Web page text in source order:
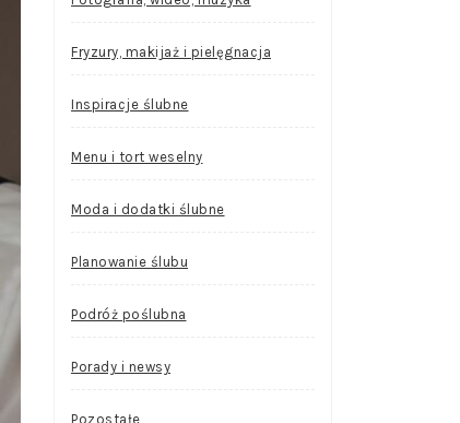
Fryzury, makijaż i pielęgnacja
Inspiracje ślubne
Menu i tort weselny
Moda i dodatki ślubne
Planowanie ślubu
Podróż poślubna
Porady i newsy
Pozostałe